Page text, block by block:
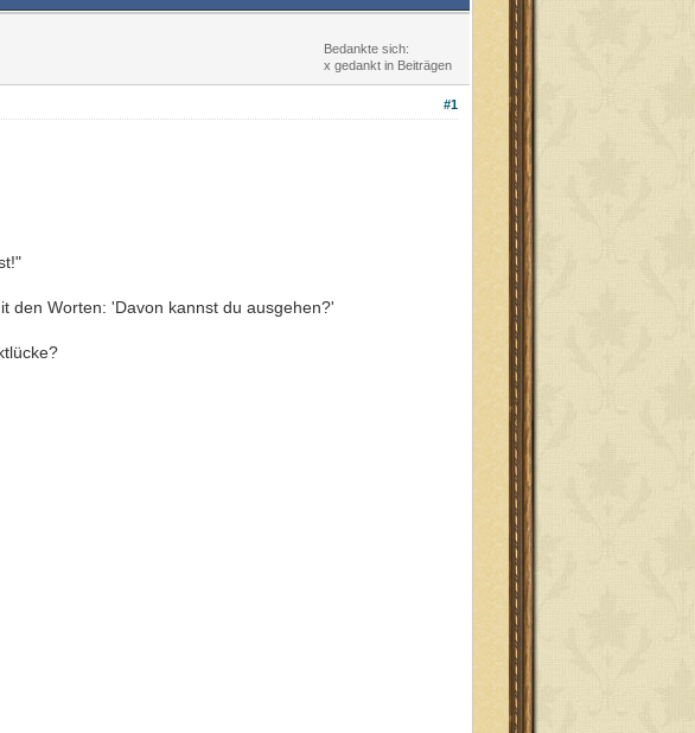
Bedankte sich:
x gedankt in Beiträgen
#1
den Worten: 'Davon kannst du ausgehen?'